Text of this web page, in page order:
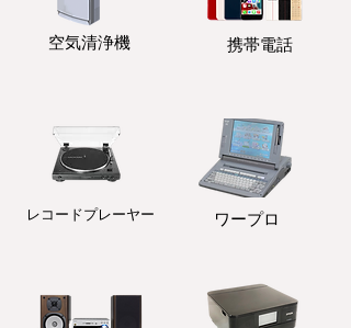
​空気清浄機 携帯電話
レコードプレーヤー ワープロ